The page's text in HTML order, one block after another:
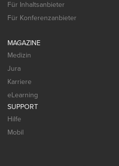
Für Inhaltsanbieter
Für Konferenzanbieter
MAGAZINE
Medizin
Jura
Karriere
eLearning
SUPPORT
Hilfe
Mobil